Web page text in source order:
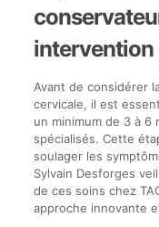
Avant de considérer
cervicale, il est
un minimum de 3 à
spécialisés. Cette
soulager les
Sylvain Desforges
de ces soins chez
approche innovante